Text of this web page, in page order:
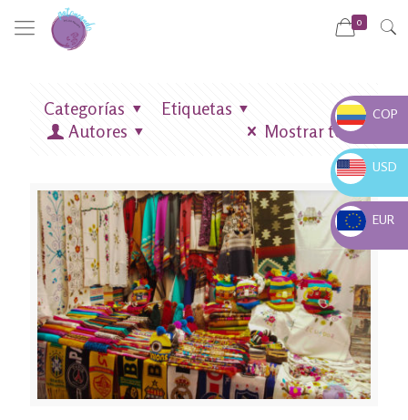
0
Categorías
Etiquetas
Autores
Mostrar todo
COP $
COP
USD $
USD
EUR €
EUR